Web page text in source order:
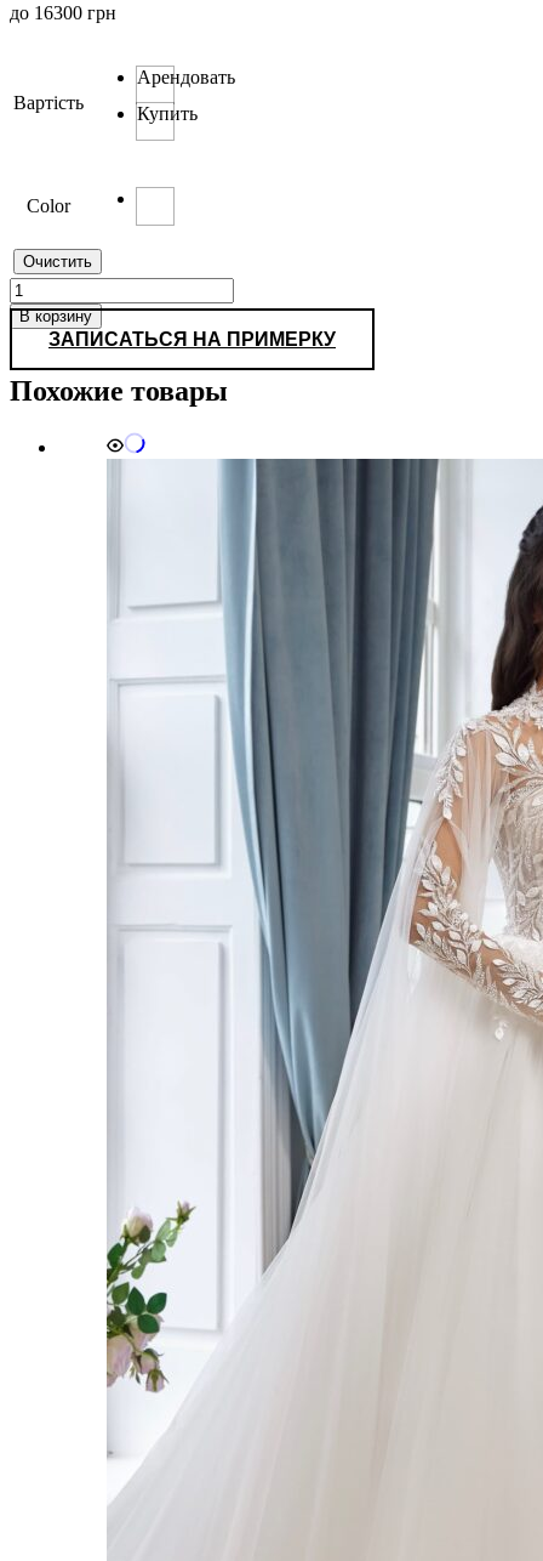
до 16300 грн
Вартість
Арендовать
Купить
Color
Очистить
Количество
товара
5941
В корзину
ЗАПИСАТЬСЯ НА ПРИМЕРКУ
Похожие товары